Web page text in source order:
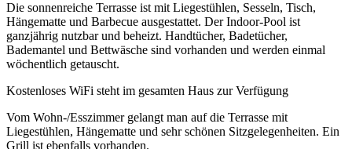
Die sonnenreiche Terrasse ist mit Liegestühlen, Sesseln, Tisch,
Hängematte und Barbecue ausgestattet. Der Indoor-Pool ist
ganzjährig nutzbar und beheizt. Handtücher, Badetücher,
Bademantel und Bettwäsche sind vorhanden und werden einmal
wöchentlich getauscht.
Kostenloses WiFi steht im gesamten Haus zur Verfügung
Vom Wohn-/Esszimmer gelangt man auf die Terrasse mit
Liegestühlen, Hängematte und sehr schönen Sitzgelegenheiten. Ein
Grill ist ebenfalls vorhanden.